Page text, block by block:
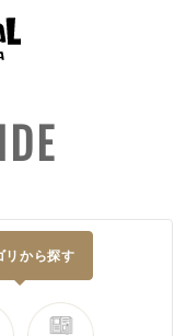
リ から探す
ン＆雑貨
グルメ